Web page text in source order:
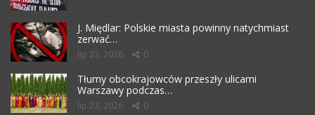
J. Międlar: Polskie miasta powinny natychmiast
zerwać…
lip 23, 2026 0
Tłumy obcokrajowców przeszły ulicami
Warszawy podczas…
lip 23, 2026 0